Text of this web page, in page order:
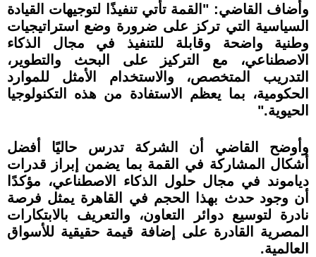
وأضاف القاضي: "القمة تأتي تنفيذًا لتوجيهات القيادة
السياسية التي تركز على ضرورة وضع استراتيجيات
وطنية واضحة وقابلة للتنفيذ في مجال الذكاء
الاصطناعي، مع التركيز على البحث والتطوير،
التدريب المتخصص، والاستخدام الأمثل للموارد
الحكومية، بما يعظم الاستفادة من هذه التكنولوجيا
الحيوية."
وأوضح القاضي أن الشركة تدرس حاليًا أفضل
أشكال المشاركة في القمة بما يضمن إبراز قدرات
دياموند في مجال حلول الذكاء الاصطناعي، مؤكدًا
أن وجود حدث بهذا الحجم في القاهرة يمثل فرصة
نادرة لتوسيع دوائر التعاون، والتعريف بالابتكارات
المصرية القادرة على إضافة قيمة حقيقية للأسواق
العالمية.